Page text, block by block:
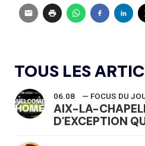
TOUS LES
06.08 — FOCUS DU
AIX-LA-
D'EXCEPTION